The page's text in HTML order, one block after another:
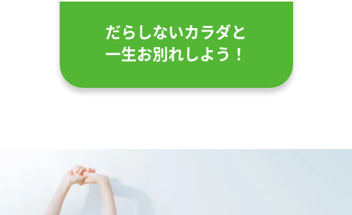
だらしないカラダと
一生お別れしよう！